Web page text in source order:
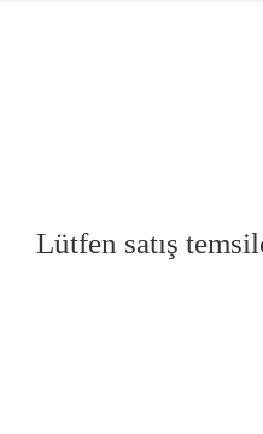
Lütfen satış